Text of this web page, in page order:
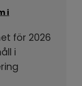
i
för 2026
i